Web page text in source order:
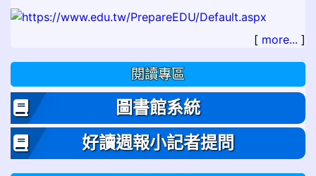
[ more... ]
閱讀專區
圖書館系統
好讀週報小記者提問